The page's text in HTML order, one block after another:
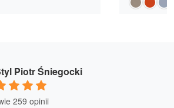
Piotr Śniegocki
259 opinii